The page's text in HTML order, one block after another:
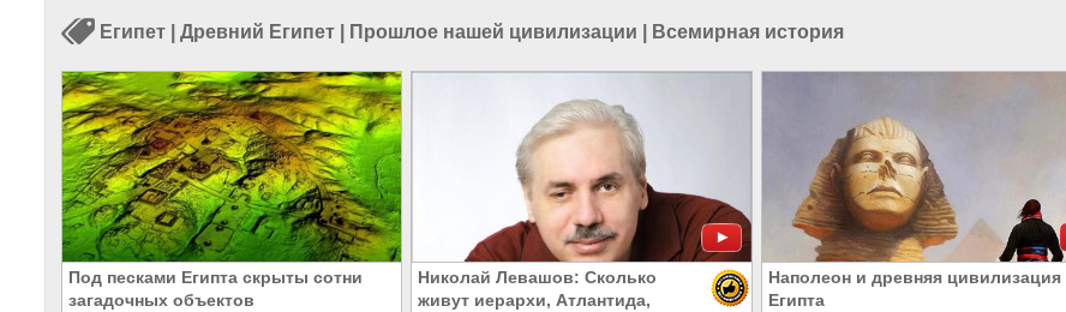
Египет Древний Египет Прошлое нашей цивилизации Всемирная история
Под песками Египта скрыты сотни
загадочных объектов
Николай Левашов: Сколько
живут иерархи, Атлантида,
Наполеон и древняя цивилизация
Египта